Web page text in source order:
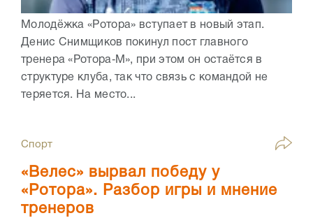
Молодёжка «Ротора» вступает в новый этап.
Денис Снимщиков покинул пост главного
тренера «Ротора‑М», при этом он остаётся в
структуре клуба, так что связь с командой не
теряется. На место...
Спорт
«Велес» вырвал победу у
«Ротора». Разбор игры и мнение
тренеров